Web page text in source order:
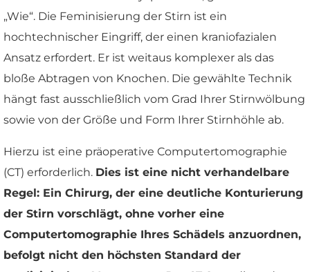
„Wie“. Die Feminisierung der Stirn ist ein
hochtechnischer Eingriff, der einen kraniofazialen
Ansatz erfordert. Er ist weitaus komplexer als das
bloße Abtragen von Knochen. Die gewählte Technik
hängt fast ausschließlich vom Grad Ihrer Stirnwölbung
sowie von der Größe und Form Ihrer Stirnhöhle ab.
Hierzu ist eine präoperative Computertomographie
(CT) erforderlich. Dies ist eine nicht verhandelbare
Regel: Ein Chirurg, der eine deutliche Konturierung
der Stirn vorschlägt, ohne vorher eine
Computertomographie Ihres Schädels anzuordnen,
befolgt nicht den höchsten Standard der